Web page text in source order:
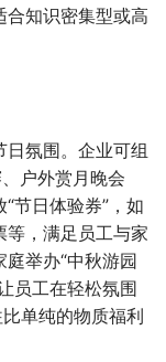
合知识密集型或高
氛围。企业可组
户外赏月晚会
节日体验券”，如
等，满足员工与家
举办“中秋游园
员工在轻松氛围
单纯的物质福利